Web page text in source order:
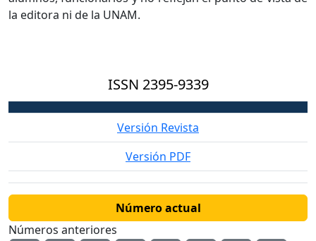
la editora ni de la UNAM.
ISSN 2395-9339
Versión Revista
Versión PDF
Número actual
Números anteriores